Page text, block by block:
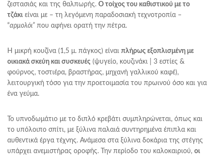
ζεστασιάς και της θαλπωρής. Ο τοίχος του καθιστικού με το
τζάκι είναι με – τη λεγόμενη παραδοσιακή τεχνοτροπία –
“αρμολόι” που αφήνει ορατή την πέτρα.
Η μικρή κουζίνα (1,5 μ. πάγκος) είναι πλήρως εξοπλισμένη με
οικιακά σκεύη και συσκευές (ψυγείο, κουζινάκι | 3 εστίες &
φούρνος, τοστιέρα, βραστήρας, μηχανή γαλλικού καφέ),
λειτουργική τόσο για την προετοιμασία του πρωινού όσο και για
ένα γεύμα.
Το υπνοδωμάτιο με το διπλό κρεβάτι συμπληρώνεται, όπως και
το υπόλοιπο σπίτι, με ξύλινα παλαιά συντηρημένα έπιπλα και
αυθεντικά έργα τέχνης. Ανάμεσα στα ξύλινα δοκάρια της στέγης
υπάρχει ανεμιστήρας οροφής. Την περίοδο του καλοκαιριού, οι